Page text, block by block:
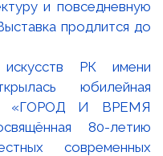
РК имени
юбилейная
«ГОРОД И ВРЕМЯ
80-летию
современных